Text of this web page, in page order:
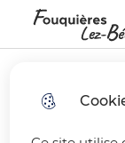
Skip
menu
Fouquières-lez-